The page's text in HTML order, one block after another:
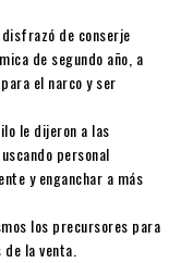
de conserje
de segundo año, a
el narco y ser
le dijeron a las
personal
y enganchar a más
los precursores para
la venta.